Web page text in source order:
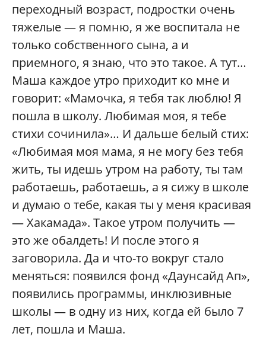
переходный возраст, подростки очень
тяжелые — я помню, я же воспитала не
только собственного сына, а и
приемного, я знаю, что это такое. А тут…
Маша каждое утро приходит ко мне и
говорит: «Мамочка, я тебя так люблю! Я
пошла в школу. Любимая моя, я тебе
стихи сочинила»… И дальше белый стих:
«Любимая моя мама, я не могу без тебя
жить, ты идешь утром на работу, ты там
работаешь, работаешь, а я сижу в школе
и думаю о тебе, какая ты у меня красивая
— Хакамада». Такое утром получить —
это же обалдеть! И после этого я
заговорила. Да и что-то вокруг стало
меняться: появился фонд «Даунсайд Ап»,
появились программы, инклюзивные
школы — в одну из них, когда ей было 7
лет, пошла и Маша.